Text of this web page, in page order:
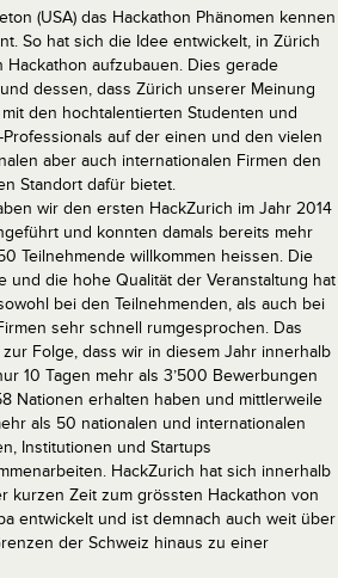
(USA) das Hackathon Phänomen kennen
So hat sich die Idee entwickelt, in Zürich
Hackathon aufzubauen. Dies gerade
dessen, dass Zürich unserer Meinung
mit den hochtalentierten Studenten und
auf der einen und den vielen
aber auch internationalen Firmen den
Standort dafür bietet.
wir den ersten HackZurich im Jahr 2014
und konnten damals bereits mehr
Teilnehmende willkommen heissen. Die
und die hohe Qualität der Veranstaltung hat
bei den Teilnehmenden, als auch bei
sehr schnell rumgesprochen. Das
zur Folge, dass wir in diesem Jahr innerhalb
10 Tagen mehr als 3’500 Bewerbungen
Nationen erhalten haben und mittlerweile
als 50 nationalen und internationalen
Institutionen und Startups
HackZurich hat sich innerhalb
kurzen Zeit zum grössten Hackathon von
entwickelt und ist demnach auch weit über
der Schweiz hinaus zu einer